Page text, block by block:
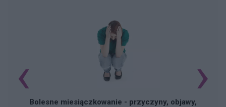
Bolesne miesiączkowanie - przyczyny, objawy,
‹ ›